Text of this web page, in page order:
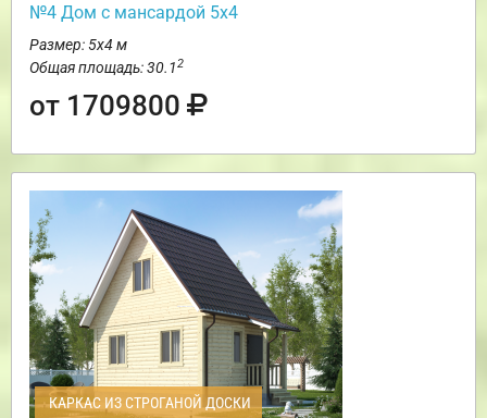
№4 Дом с мансардой 5х4
Размер: 5х4 м
Общая площадь: 30.12
от 1709800
КАРКАС ИЗ СТРОГАНОЙ ДОСКИ